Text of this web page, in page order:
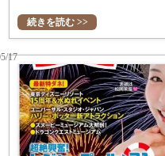
続きを読む >>
17